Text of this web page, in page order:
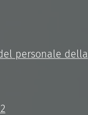
personale della